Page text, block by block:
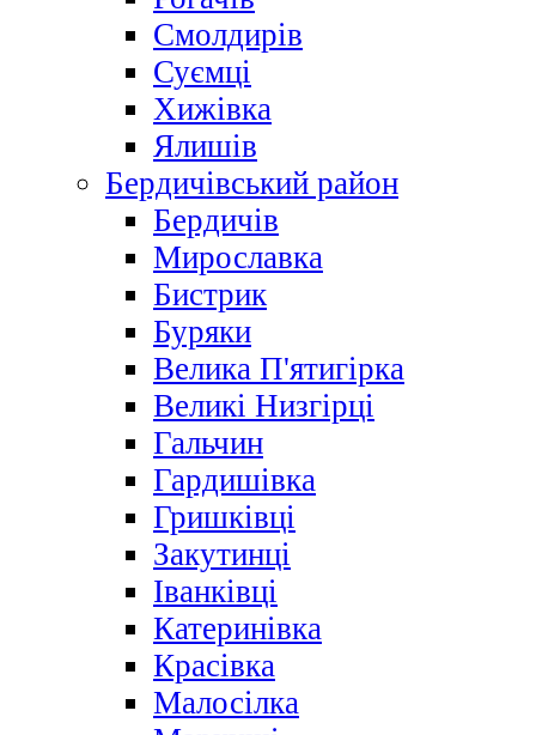
Смолдирів
Суємці
Хижівка
Ялишів
Бердичівський район
Бердичів
Мирославка
Бистрик
Буряки
Велика П'ятигірка
Великі Низгірці
Гальчин
Гардишівка
Гришківці
Закутинці
Іванківці
Катеринівка
Красівка
Малосілка